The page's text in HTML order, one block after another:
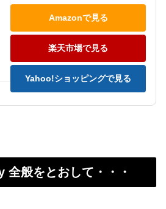
Amazonで見る
楽天市場で見る
Yahoo!ショッピングで見る
般をとおして・・・